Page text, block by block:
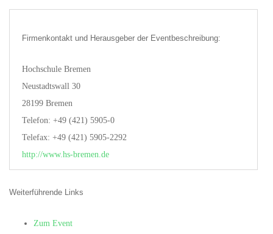
Firmenkontakt und Herausgeber der Eventbeschreibung:
Hochschule Bremen
Neustadtswall 30
28199 Bremen
Telefon: +49 (421) 5905-0
Telefax: +49 (421) 5905-2292
http://www.hs-bremen.de
Weiterführende Links
Zum Event